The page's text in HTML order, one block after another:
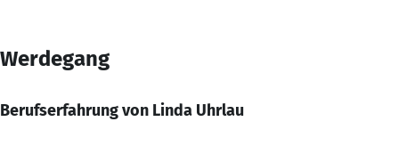
Werdegang
Berufserfahrung von Linda Uhrlau